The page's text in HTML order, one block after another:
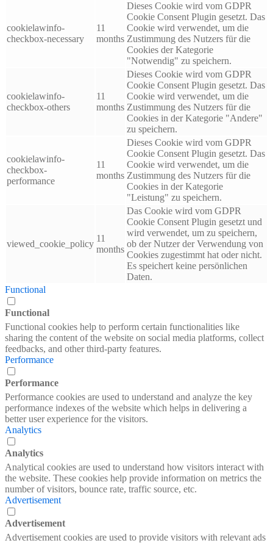
cookielawinfo-
checkbox-necessary
11
months
Dieses Cookie wird vom GDPR
Cookie Consent Plugin gesetzt. Das
Cookie wird verwendet, um die
Zustimmung des Nutzers für die
Cookies der Kategorie
"Notwendig" zu speichern.
cookielawinfo-
checkbox-others
11
months
Dieses Cookie wird vom GDPR
Cookie Consent Plugin gesetzt. Das
Cookie wird verwendet, um die
Zustimmung des Nutzers für die
Cookies in der Kategorie "Andere"
zu speichern.
cookielawinfo-
checkbox-
performance
11
months
Dieses Cookie wird vom GDPR
Cookie Consent Plugin gesetzt. Das
Cookie wird verwendet, um die
Zustimmung des Nutzers für die
Cookies in der Kategorie
"Leistung" zu speichern.
viewed_cookie_policy
11
months
Das Cookie wird vom GDPR
Cookie Consent Plugin gesetzt und
wird verwendet, um zu speichern,
ob der Nutzer der Verwendung von
Cookies zugestimmt hat oder nicht.
Es speichert keine persönlichen
Daten.
Functional
Functional
Functional cookies help to perform certain functionalities like
sharing the content of the website on social media platforms, collect
feedbacks, and other third-party features.
Performance
Performance
Performance cookies are used to understand and analyze the key
performance indexes of the website which helps in delivering a
better user experience for the visitors.
Analytics
Analytics
Analytical cookies are used to understand how visitors interact with
the website. These cookies help provide information on metrics the
number of visitors, bounce rate, traffic source, etc.
Advertisement
Advertisement
Advertisement cookies are used to provide visitors with relevant ads